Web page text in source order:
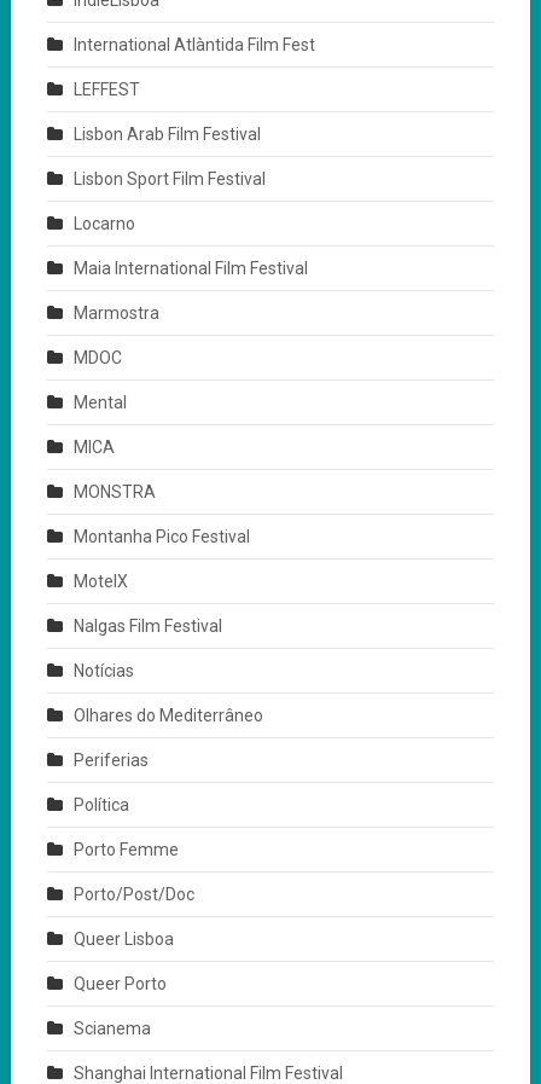
International Atlàntida Film Fest
LEFFEST
Lisbon Arab Film Festival
Lisbon Sport Film Festival
Locarno
Maia International Film Festival
Marmostra
MDOC
Mental
MICA
MONSTRA
Montanha Pico Festival
MotelX
Nalgas Film Festival
Notícias
Olhares do Mediterrâneo
Periferias
Política
Porto Femme
Porto/Post/Doc
Queer Lisboa
Queer Porto
Scianema
Shanghai International Film Festival